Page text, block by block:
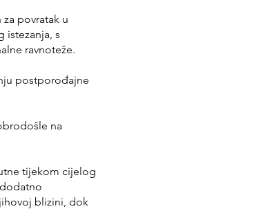
povratak u
istezanja, s
ravnoteže.
postporođajne
na
tijekom cijelog
blizini, dok